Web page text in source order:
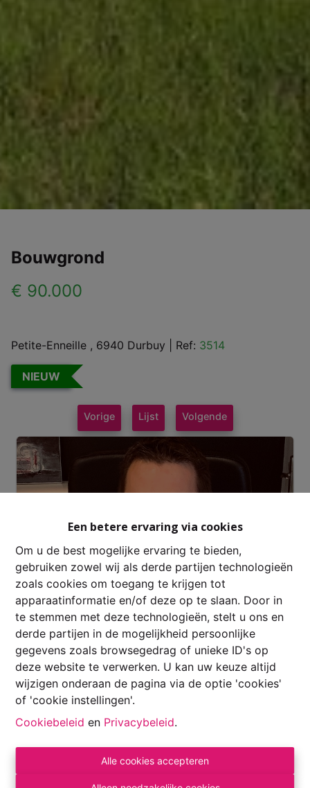
Een betere ervaring via cookies
Om u de best mogelijke ervaring te bieden,
gebruiken zowel wij als derde partijen technologieën
zoals cookies om toegang te krijgen tot
apparaatinformatie en/of deze op te slaan. Door in
te stemmen met deze technologieën, stelt u ons en
derde partijen in de mogelijkheid persoonlijke
gegevens zoals browsegedrag of unieke ID's op
deze website te verwerken. U kan uw keuze altijd
wijzigen onderaan de pagina via de optie 'cookies'
of 'cookie instellingen'.
Cookiebeleid en Privacybeleid.
Alle cookies accepteren
Bouwgrond
€ 90.000
Petite-Enneille , 6940 Durbuy Ref: 3514
NIEUW
Vorige Lijst Volgende
Info aanvragen
1311 m²